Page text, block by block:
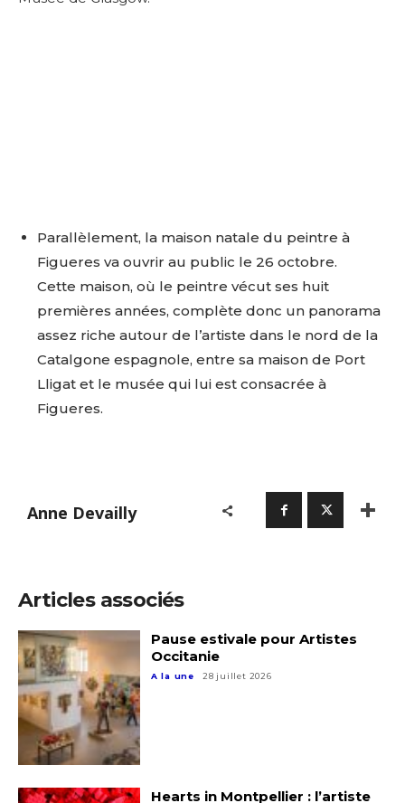
Nom
Prénom
Statut / Organisation
Adresse email*
Nom
Parallèlement, la maison natale du peintre à
Figueres va ouvrir au public le 26 octobre.
Cette maison, où le peintre vécut ses huit
premières années, complète donc un panorama
assez riche autour de l’artiste dans le nord de la
Catalgone espagnole, entre sa maison de Port
Lligat et le musée qui lui est consacrée à
Figueres.
Anne Devailly
Articles associés
Pause estivale pour Artistes
Occitanie
A la une 28 juillet 2026
Hearts in Montpellier : l’artiste